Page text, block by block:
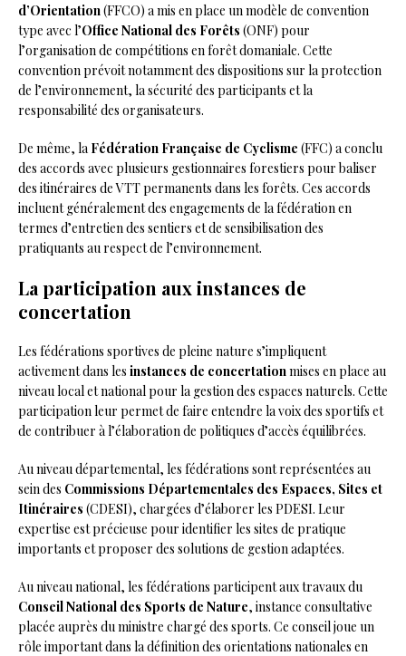
d’Orientation(FFCO) a mis en place un modèle de convention
type avec l’Office National des Forêts (ONF) pour
l’organisation de compétitions en forêt domaniale. Cette
convention prévoit notamment des dispositions sur la protection
de l’environnement, la sécurité des participants et la
responsabilité des organisateurs.
De même, la Fédération Française de Cyclisme (FFC) a conclu
des accords avec plusieurs gestionnaires forestiers pour baliser
des itinéraires de VTT permanents dans les forêts. Ces accords
incluent généralement des engagements de la fédération en
termes d’entretien des sentiers et de sensibilisation des
pratiquants au respect de l’environnement.
La participation aux instances de
concertation
Les fédérations sportives de pleine nature s’impliquent
activement dans les instances de concertationmises en place au
niveau local et national pour la gestion des espaces naturels. Cette
participation leur permet de faire entendre la voix des sportifs et
de contribuer à l’élaboration de politiques d’accès équilibrées.
Au niveau départemental, les fédérations sont représentées au
sein des Commissions Départementales des Espaces, Sites et
Itinéraires (CDESI), chargées d’élaborer les PDESI. Leur
expertise est précieuse pour identifier les sites de pratique
importants et proposer des solutions de gestion adaptées.
Au niveau national, les fédérations participent aux travaux du
Conseil National des Sports de Nature, instance consultative
placée auprès du ministre chargé des sports. Ce conseil joue un
rôle important dans la définition des orientations nationales en